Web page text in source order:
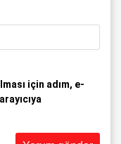
için adım, e-